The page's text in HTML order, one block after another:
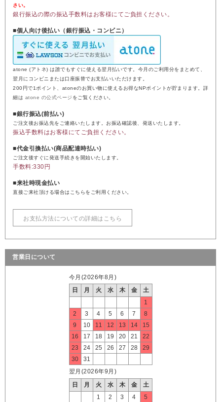
さい。
銀行振込の際の振込手数料はお客様にてご負担ください。
■個人向け後払い（銀行振込・コンビニ）
atone (アトネ) は誰でもすぐに使える翌月払いです。今月のご利用分をまとめて、
翌月にコンビニまたは口座振替でお支払いいただけます。
200円で1ポイント、atoneのお買い物に使えるお得なNPポイントが貯まります。詳
細は atone の公式ページ をご覧ください。
■銀行振込(前払い)
ご注文後お振込先をご連絡いたします。お振込確認後、発送いたします。
振込手数料はお客様にてご負担ください。
■代金引換払い(商品配達時払い)
ご注文後すぐに発送手続きを開始いたします。
手数料:330円
■来社時現金払い
直接ご来社頂ける場合はこちらをご利用ください。
お支払方法についての詳細はこちら
営業日について
今月(2026年8月)
日
月 火 水 木 金
土
1
2
3 4 5 6 7
8
9
10 11 12 13 14
15
16
17 18 19 20 21
22
23
24 25 26 27 28
29
30
31
翌月(2026年9月)
日
月 火 水 木 金
土
1
2 3 4
5